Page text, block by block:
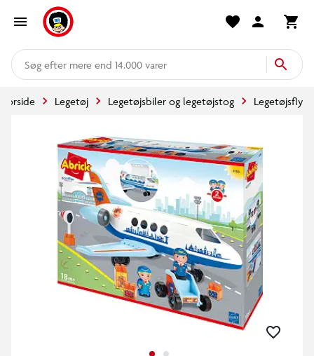
mere end 14.000 varer
Forside Legetøj Legetøjsbiler og legetøjstog Legetøjsfly